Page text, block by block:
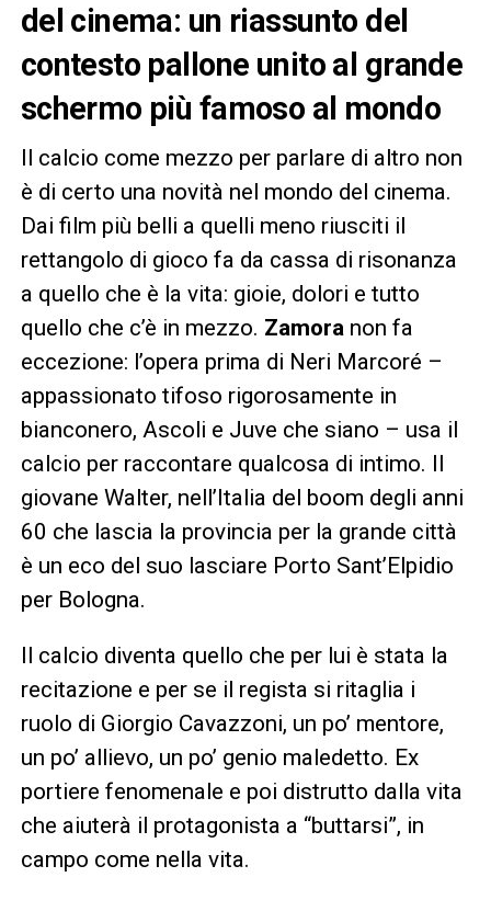
del cinema: un riassunto del
contesto pallone unito al grande
schermo più famoso al mondo
Il calcio come mezzo per parlare di altro non
è di certo una novità nel mondo del cinema.
Dai film più belli a quelli meno riusciti il
rettangolo di gioco fa da cassa di risonanza
a quello che è la vita: gioie, dolori e tutto
quello che c’è in mezzo. Zamora non fa
eccezione: l’opera prima di Neri Marcoré –
appassionato tifoso rigorosamente in
bianconero, Ascoli e Juve che siano – usa il
calcio per raccontare qualcosa di intimo. Il
giovane Walter, nell’Italia del boom degli anni
60 che lascia la provincia per la grande città
è un eco del suo lasciare Porto Sant’Elpidio
per Bologna.
Il calcio diventa quello che per lui è stata la
recitazione e per se il regista si ritaglia i
ruolo di Giorgio Cavazzoni, un po’ mentore,
un po’ allievo, un po’ genio maledetto. Ex
portiere fenomenale e poi distrutto dalla vita
che aiuterà il protagonista a “buttarsi”, in
campo come nella vita.